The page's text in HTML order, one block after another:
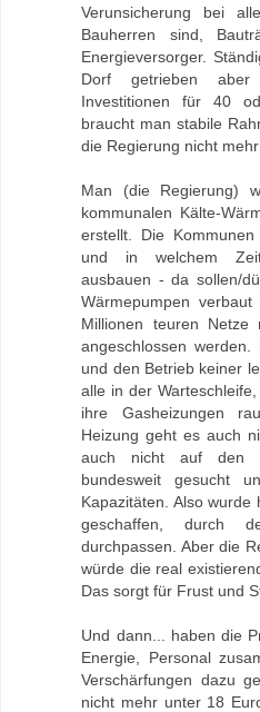
Verunsicherung bei
Bauherren sind,
Energieversorger.
Dorf getrieben
Investitionen für 40
braucht man stabile
die Regierung nicht mehr
Man (die Regierung)
kommunalen Kälte-
erstellt. Die
und in welchem
ausbauen - da sollen/
Wärmepumpen
Millionen teuren
angeschlossen
und den Betrieb keiner
alle in der
ihre Gasheizungen
Heizung geht es auch
auch nicht auf den
bundesweit gesucht
Kapazitäten. Also
geschaffen, durch
durchpassen. Aber die
würde die real
Das sorgt für Frust und
Und dann... haben die
Energie, Personal
Verschärfungen dazu
nicht mehr unter 18